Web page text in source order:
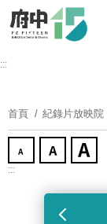
要
塊
:::
首頁 紀錄片放映院
:::